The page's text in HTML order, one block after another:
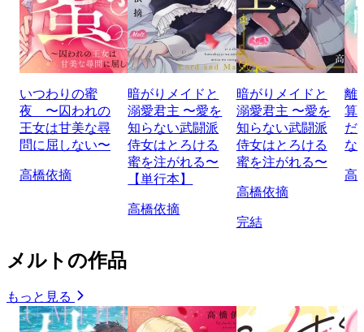
いつわりの蜜
夜 〜囚われの
王女は甘美な尋
問に屈しない〜
高橋依摘
暗がりメイドと
溺愛君主 〜愛を
知らない武闘派
侍女はとろける
蜜を注がれる〜
【単行本】
高橋依摘
暗がりメイドと
溺愛君主 〜愛を
知らない武闘派
侍女はとろける
蜜を注がれる〜
高橋依摘
完結
離
算
だ
な
高
メルトの作品
もっと見る